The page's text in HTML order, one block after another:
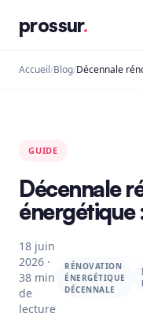
prossur.
Accueil /Blog/
GUIDE
Décennale
énergétique
18 juin
2026 ·
38 min
de
lecture
RÉNOVATION
ÉNERGÉTIQUE
DÉCENNALE